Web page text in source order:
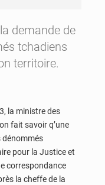
demande de
tchadiens
territoire.
la ministre des
fait savoir q’une
dénommés
pour la Justice et
correspondance
la cheffe de la